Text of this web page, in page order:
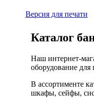
Версия для печати
Каталог
Наш интернет-
оборудование для
В ассортименте
шкафы, сейфы,